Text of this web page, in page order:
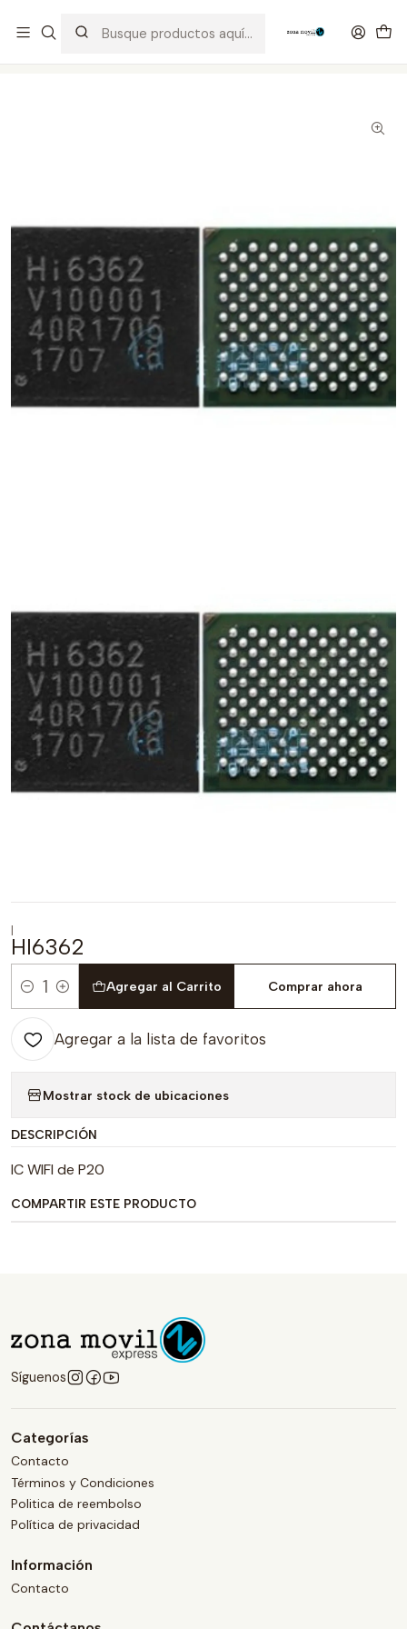
|
HI6362
Cantidad
Agregar al Carrito Comprar ahora
Agregar a la lista de favoritos
Mostrar stock de ubicaciones
DESCRIPCIÓN
IC WIFI de P20
COMPARTIR ESTE PRODUCTO
Síguenos
Categorías
Contacto
Términos y Condiciones
Politica de reembolso
Política de privacidad
Información
Contacto